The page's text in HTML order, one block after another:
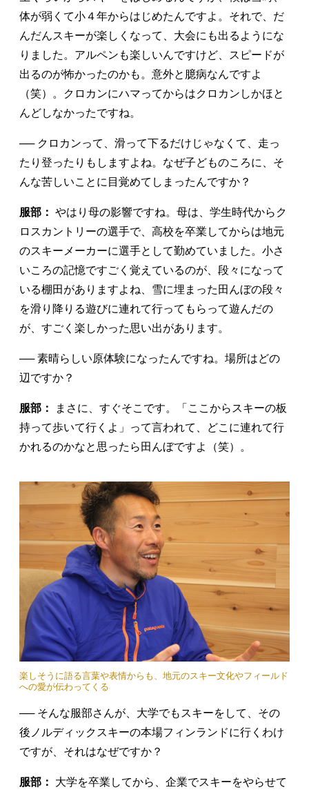
体が弱くて小４年からはじめたんですよ。それで、だ
んだんスキーが楽しくなって、大会にも出るようにな
りました。アルペンも楽しいんですけど、スピードが
出るのが怖かったのかも。意外と臆病なんですよ
（笑）。クロカンにハマってからはクロカンしかほと
んどしなかったですね。
── クロカンって、滑って下るだけじゃなくて、走っ
たり登ったりもしますよね。なぜ子どものころに、そ
んな苦しいことに目覚めてしまったんですか？
服部： やはり母の影響ですね。母は、学生時代からク
ロスカントリーの選手で、高校を卒業してからは地元
のスキーメーカーに選手として勤めていました。小さ
いころの記憶ですごく覚えているのが、段々になって
いる棚田がありますよね、雪に埋まった田んぼの段々
を滑り降りる遊びに連れて行ってもらって遊んだの
が、すごく楽しかった思い出があります。
── 素晴らしい原体験になったんですね。場所はどの
辺ですか？
服部：
まさに、すぐそこです。「ここからスキーの板
持って歩いて行くよ」って言われて、どこに連れて行
かれるのかなと思ったら田んぼですよ（笑）。
楽しそうに語る言葉や表情からも、地元のスキー文化やフィールド
への愛が伝わってくる
── そんな服部さんが、大学でもスキーをして、その
後ノルディックスキーの本場フィンランドに行くわけ
ですが、それはなぜですか？
服部： 大学を卒業してから、企業でスキーをやらせて